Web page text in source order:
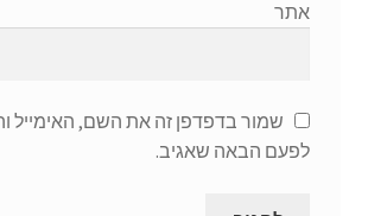
אתר
שמור בדפדפן זה את השם, האימייל
לפעם הבאה שאגיב.